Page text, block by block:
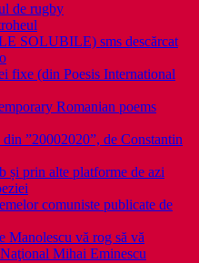
de rugby
SOLUBILE) sms descărcat
fixe (din Poesis International
Romanian poems
”20002020”, de Constantin
și prin alte platforme de azi
comuniste publicate de
Manolescu vă rog să vă
Mihai Eminescu